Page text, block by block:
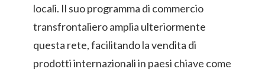
locali. Il suo programma di commercio
transfrontaliero amplia ulteriormente
questa rete, facilitando la vendita di
prodotti internazionali in paesi chiave come